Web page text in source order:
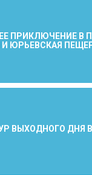
ПРИКЛЮЧЕНИЕ В
ЮРЬЕВСКАЯ
ВЫХОДНОГО ДНЯ